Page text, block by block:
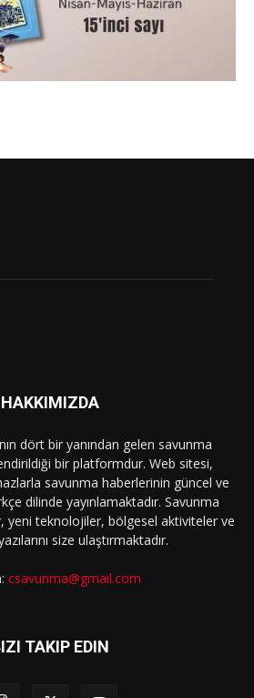
HAKKIMIZDA
dört bir yanından gelen savunma
bir platformdur. Web sitesi,
savunma haberlerinin güncel ve
dilinde yayınlamaktadır. Savunma
yeni teknolojiler, bölgesel aktiviteler ve
size ulaştırmaktadır.
csavunma@gmail.com
TAKIP EDIN